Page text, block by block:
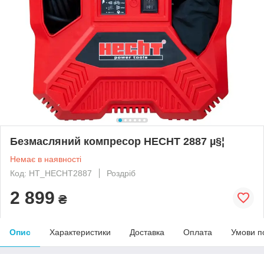
Безмасляний компресор HECHT 2887 µ§¦
Немає в наявності
Код: HT_HECHT2887
Роздріб
2 899 ₴
Опис Характеристики Доставка Оплата Умови